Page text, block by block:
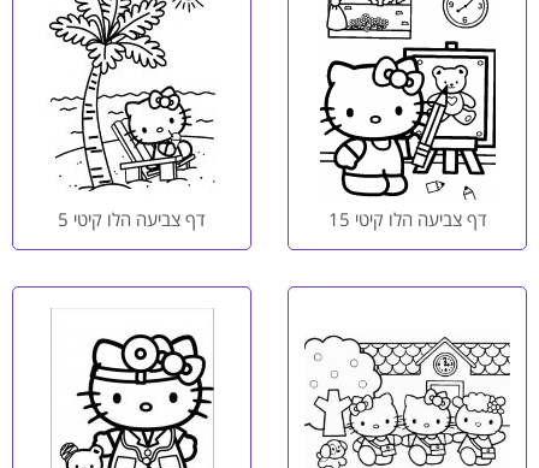
דף צביעה הלו קיטי 15 דף צביעה הלו קיטי 5